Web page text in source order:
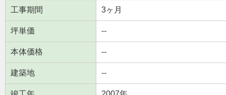
工事期間 3ヶ月
坪単価 --
本体価格 --
建築地 --